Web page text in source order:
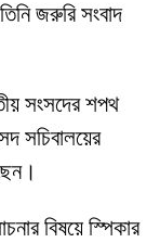
জরুরি সংবাদ
সংসদের শপথ
সচিবালয়ের
বিষয়ে স্পিকার